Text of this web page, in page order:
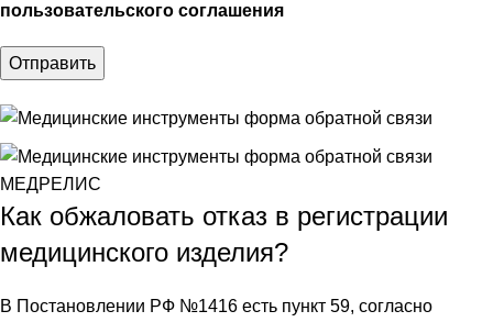
пользовательского соглашения
Как обжаловать отказ в регистрации
медицинского изделия?
В Постановлении РФ №1416 есть пункт 59, согласно